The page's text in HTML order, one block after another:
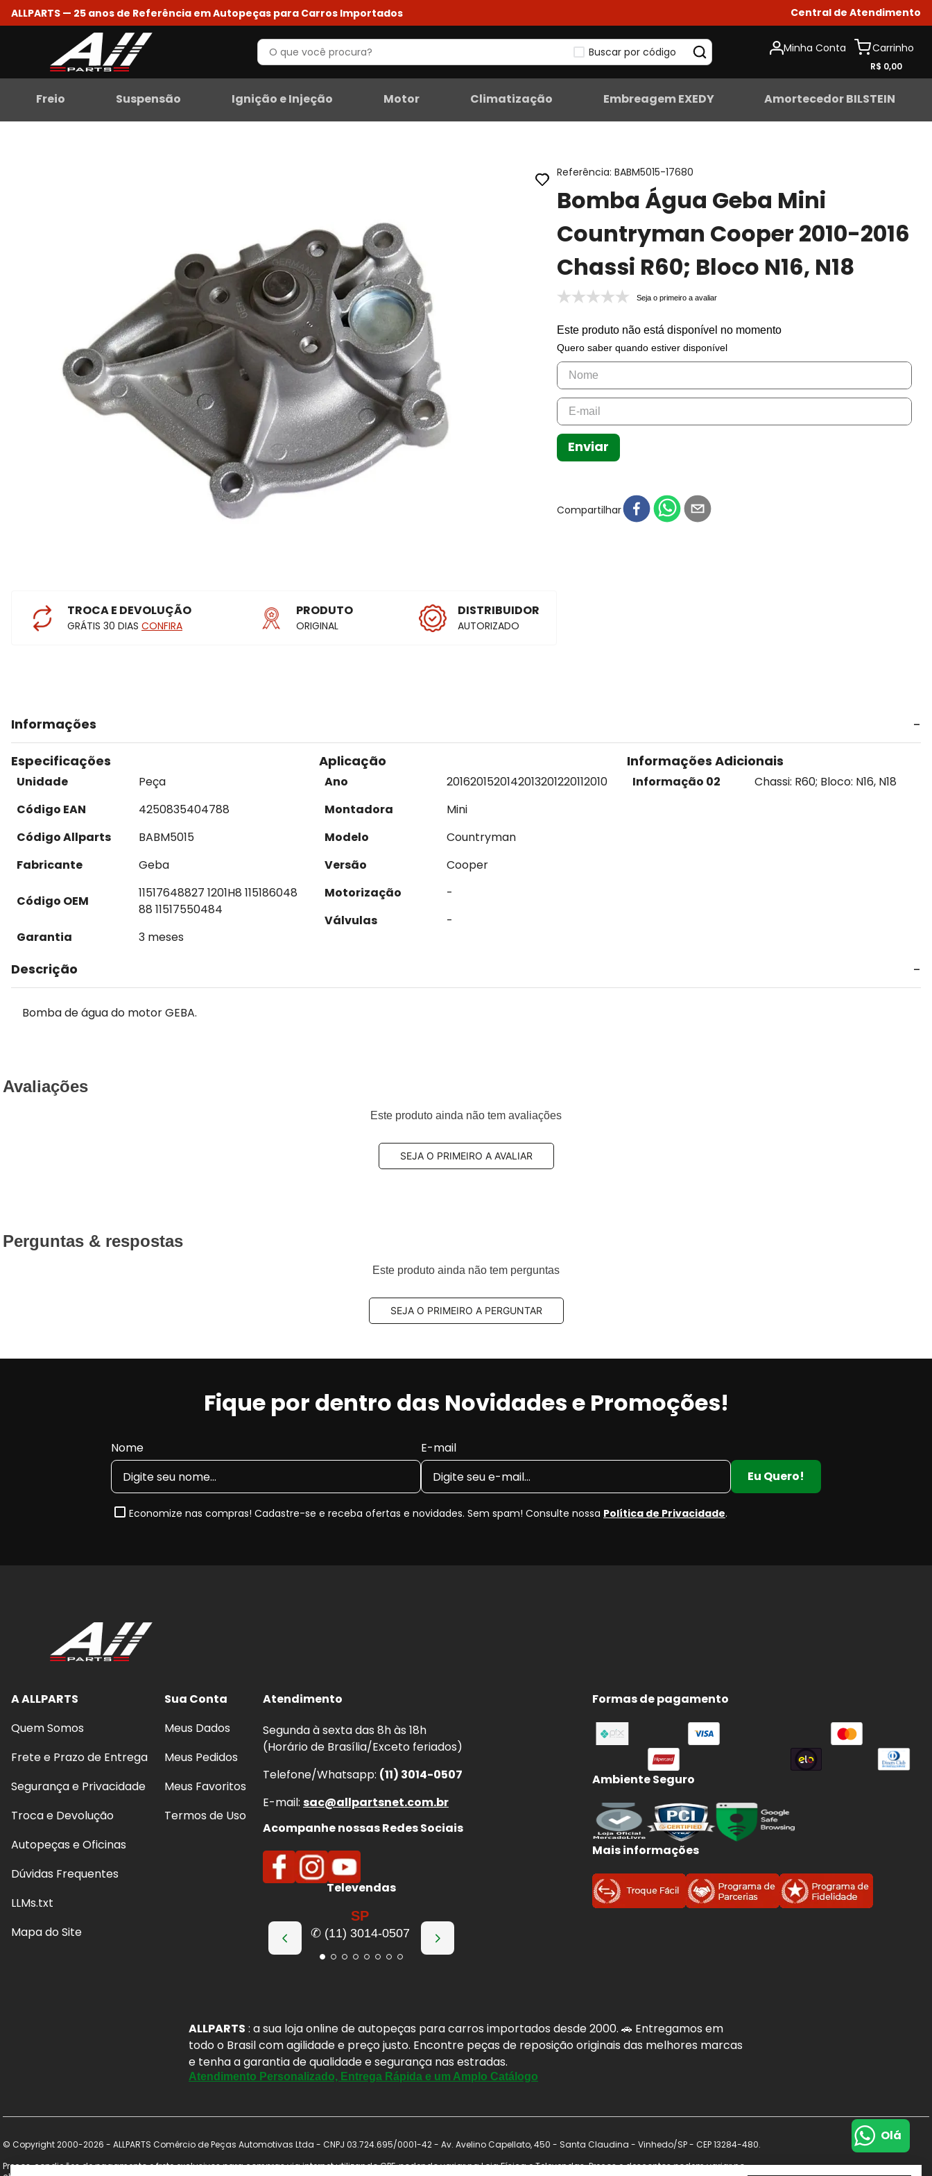
ALLPARTS — 25 anos de Referência em Autopeças para Carros Importados Central de Atendimento
Buscar por código Minha Conta
R$ 0,00
Freio Suspensão Ignição e Injeção Motor Climatização Embreagem EXEDY Amortecedor BILSTEIN
Olá
TROCA E DEVOLUÇÃO
GRÁTIS 30 DIAS CONFIRA
PRODUTO
ORIGINAL
DISTRIBUIDOR
AUTORIZADO
Referência:BABM5015-17680
Bomba Água Geba Mini
Countryman Cooper 2010-2016
Chassi R60; Bloco N16, N18
Seja o primeiro a avaliar
Este produto não está disponível no momento
Quero saber quando estiver disponível
Enviar
Compartilhar
Informações
Especificações
Unidade
Peça
Código EAN
4250835404788
Código Allparts
BABM5015
Fabricante
Geba
Código OEM
11517648827 1201H8 115186048
88 11517550484
Garantia
3 meses
Aplicação
Ano 2016201520142013201220112010
Montadora
Mini
Modelo
Countryman
Versão
Cooper
Motorização
-
Válvulas
-
Informações Adicionais
Informação 02 Chassi: R60; Bloco: N16, N18
Descrição
Bomba de água do motor GEBA.
Avaliações
Este produto ainda não tem avaliações
SEJA O PRIMEIRO A AVALIAR
Perguntas & respostas
Este produto ainda não tem perguntas
SEJA O PRIMEIRO A PERGUNTAR
Fique por dentro das Novidades e Promoções!
Nome
E-mail
Eu Quero!
Economize nas compras! Cadastre-se e receba ofertas e novidades. Sem spam! Consulte nossa Política de Privacidade.
A ALLPARTS
Quem Somos
Frete e Prazo de Entrega
Segurança e Privacidade
Troca e Devolução
Autopeças e Oficinas
Dúvidas Frequentes
LLMs.txt
Mapa do Site
Sua Conta
Meus Dados
Meus Pedidos
Meus Favoritos
Termos de Uso
Atendimento
Segunda à sexta das 8h às 18h
(Horário de Brasília/Exceto feriados)
Telefone/Whatsapp: (11) 3014-0507
E-mail: sac@allpartsnet.com.br
Acompanhe nossas Redes Sociais
Televendas
SP
✆ (11) 3014-0507
Formas de pagamento
Ambiente Seguro
Mais informações
ALLPARTS : a sua loja online de autopeças para carros importados desde 2000. 🚗 Entregamos em
todo o Brasil com agilidade e preço justo. Encontre peças de reposição originais das melhores marcas
e tenha a garantia de qualidade e segurança nas estradas.
Atendimento Personalizado, Entrega Rápida e um Amplo Catálogo
© Copyright 2000-2026 - ALLPARTS Comércio de Peças Automotivas Ltda - CNPJ 03.724.695/0001-42 - Av. Avelino Capellato, 450 - Santa Claudina - Vinhedo/SP - CEP 13284-480.
Preços, condições de pagamento e frete exclusivos para compras via internet utilizando CPF, podendo variar na Loja Física e Televendas. Preços e descontos podem variar no